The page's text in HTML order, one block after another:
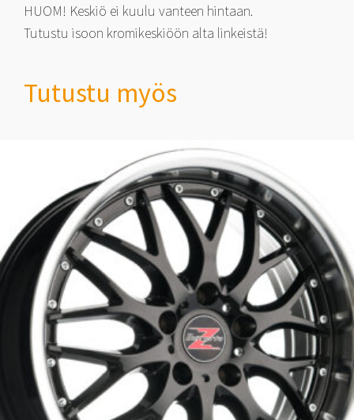
HUOM! Keskiö ei kuulu vanteen hintaan.
Tutustu isoon kromikeskiöön alta linkeistä!
Tutustu myös